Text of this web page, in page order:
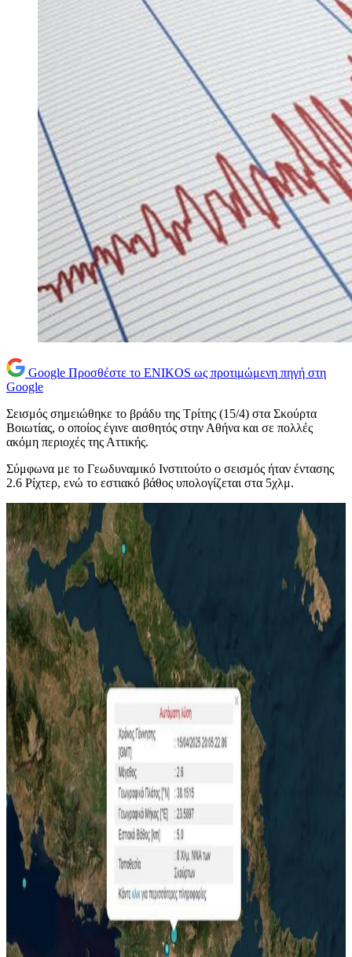
Google Προσθέστε το ENIKOS ως προτιμώμενη πηγή στη
Google
Σεισμός σημειώθηκε το βράδυ της Τρίτης (15/4) στα Σκούρτα
Βοιωτίας, ο οποίος έγινε αισθητός στην Αθήνα και σε πολλές
ακόμη περιοχές της Αττικής.
Σύμφωνα με το Γεωδυναμικό Ινστιτούτο ο σεισμός ήταν έντασης
2.6 Ρίχτερ, ενώ το εστιακό βάθος υπολογίζεται στα 5χλμ.